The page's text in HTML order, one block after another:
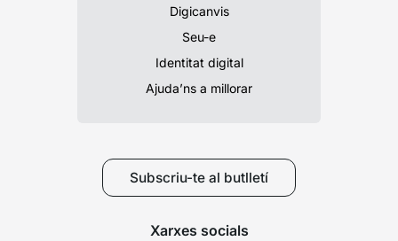
Digicanvis
Seu-e
Identitat digital
Ajuda’ns a millorar
Subscriu-te al butlletí
Xarxes socials